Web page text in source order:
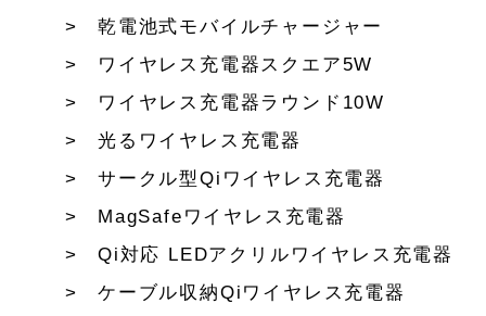
乾電池式モバイルチャージャー
ワイヤレス充電器スクエア5W
ワイヤレス充電器ラウンド10W
光るワイヤレス充電器
サークル型Qiワイヤレス充電器
MagSafeワイヤレス充電器
Qi対応 LEDアクリルワイヤレス充電器
ケーブル収納Qiワイヤレス充電器